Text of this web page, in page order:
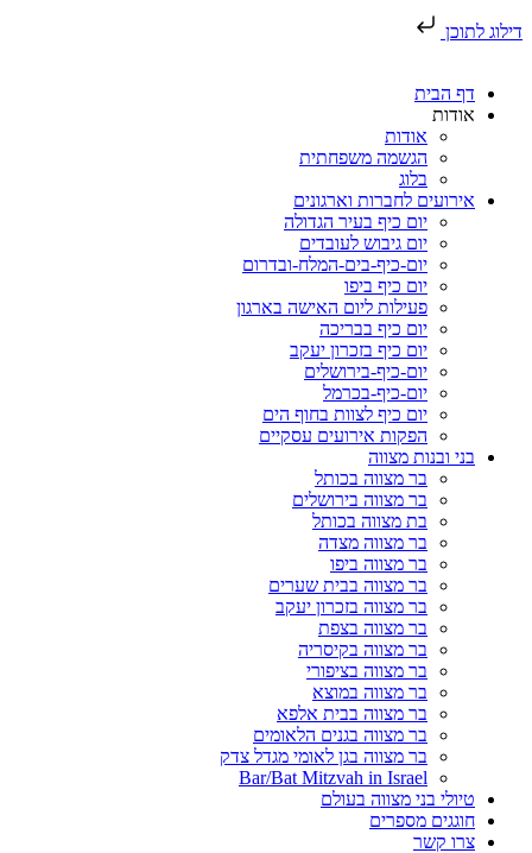
דילוג לתוכן
דף הבית
אודות
אודות
הגשמה משפחתית
בלוג
אירועים לחברות וארגונים
יום כיף בעיר הגדולה
יום גיבוש לעובדים
יום-כיף-בים-המלח-ובדרום
יום כיף ביפו
פעילות ליום האישה בארגון
יום כיף בבריכה
יום כיף בזכרון יעקב
יום-כיף-בירושלים
יום-כיף-בכרמל
יום כיף לצוות בחוף הים
הפקות אירועים עסקיים
בני ובנות מצווה
בר מצווה בכותל
בר מצווה בירושלים
בת מצווה בכותל
בר מצווה מצדה
בר מצווה ביפו
בר מצווה בבית שערים
בר מצווה בזכרון יעקב
בר מצווה בצפת
בר מצווה בקיסריה
בר מצווה בציפורי
בר מצווה במוצא
בר מצווה בבית אלפא
בר מצווה בגנים הלאומים
בר מצווה בגן לאומי מגדל צדק
Bar/Bat Mitzvah in Israel
טיולי בני מצווה בעולם
חוגגים מספרים
צרו קשר